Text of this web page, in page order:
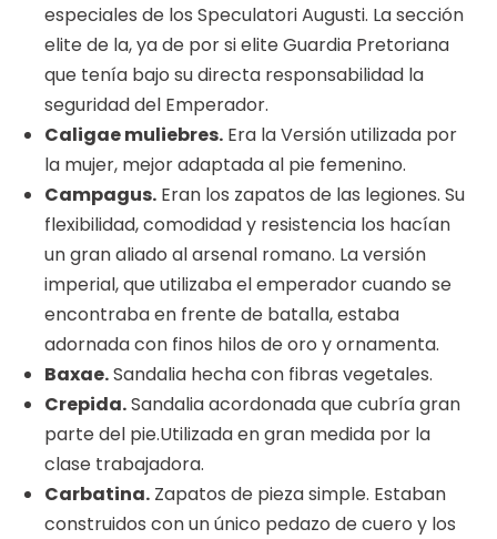
especiales de los Speculatori Augusti. La sección
elite de la, ya de por si elite Guardia Pretoriana
que tenía bajo su directa responsabilidad la
seguridad del Emperador.
Caligae muliebres. Era la Versión utilizada por
la mujer, mejor adaptada al pie femenino.
Campagus. Eran los zapatos de las legiones. Su
flexibilidad, comodidad y resistencia los hacían
un gran aliado al arsenal romano. La versión
imperial, que utilizaba el emperador cuando se
encontraba en frente de batalla, estaba
adornada con finos hilos de oro y ornamenta.
Baxae.Sandalia hecha con fibras vegetales.
Crepida.Sandalia acordonada que cubría gran
parte del pie.Utilizada en gran medida por la
clase trabajadora.
Carbatina. Zapatos de pieza simple. Estaban
construidos con un único pedazo de cuero y los